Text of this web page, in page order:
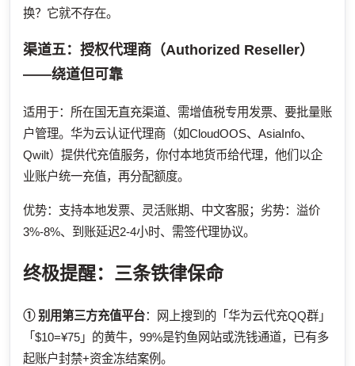
换？它就不存在。
渠道五：授权代理商（Authorized Reseller）
——绕道但可靠
适用于：所在国无直充渠道、需增值税专用发票、要批量账
户管理。华为云认证代理商（如CloudOOS、AsiaInfo、
Qwilt）提供代充值服务，你付本地货币给代理，他们以企
业账户统一充值，再分配额度。
优势：支持本地发票、灵活账期、中文客服；劣势：溢价
3%-8%、到账延迟2-4小时、需签代理协议。
终极提醒：三条铁律保命
① 别用第三方充值平台：网上搜到的「华为云代充QQ群」
「$10=¥75」的黄牛，99%是钓鱼网站或洗钱通道，已有多
起账户封禁+资金冻结案例。